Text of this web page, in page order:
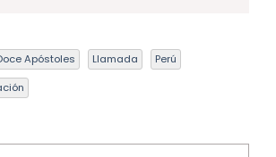
Apóstoles Llamada Perú